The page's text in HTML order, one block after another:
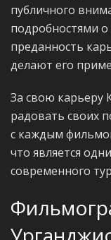
публичного
подробностями
преданность
делают его
За свою карьеру
радовать своих
с каждым
что является
современного